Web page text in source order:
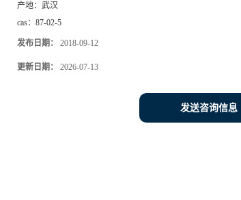
产地： 武汉
cas： 87-02-5
发布日期： 2018-09-12
更新日期： 2026-07-13
发送咨询信息